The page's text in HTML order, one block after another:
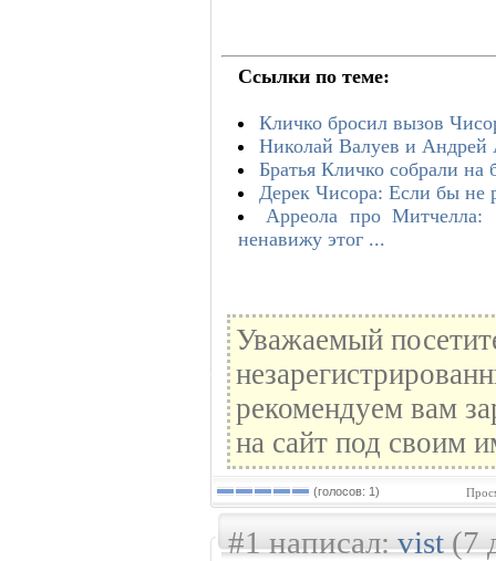
Ссылки по теме:
Кличко бросил вызов
Николай Валуев и Андрей
Братья Кличко собрали на
Дерек Чисора: Если бы не
Арреола про
ненавижу этог ...
Уважаемый
рекомендуем вам
на сайт под своим
(голосов: 1)
#1 написал:vist(7